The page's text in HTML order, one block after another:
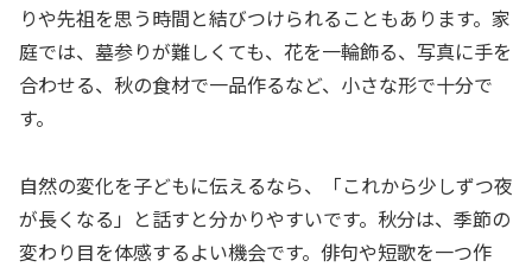
りや先祖を思う時間と結びつけられることもあります。家
庭では、墓参りが難しくても、花を一輪飾る、写真に手を
合わせる、秋の食材で一品作るなど、小さな形で十分で
す。
自然の変化を子どもに伝えるなら、「これから少しずつ夜
が長くなる」と話すと分かりやすいです。秋分は、季節の
変わり目を体感するよい機会です。俳句や短歌を一つ作